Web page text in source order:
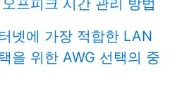
프피크 시간 관리 방법
넷에 가장 적합한 LAN
을 위한 AWG 선택의 중